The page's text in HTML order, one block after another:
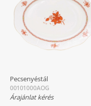
Pecsenyéstál
00101000AOG
Árajánlat kérés